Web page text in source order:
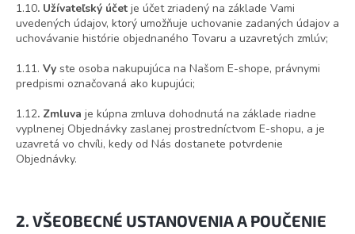
1.10. Užívateľský účet je účet zriadený na základe Vami
uvedených údajov, ktorý umožňuje uchovanie zadaných údajov a
uchovávanie histórie objednaného Tovaru a uzavretých zmlúv;
1.11. Vy ste osoba nakupujúca na Našom E-shope, právnymi
predpismi označovaná ako kupujúci;
1.12. Zmluva je kúpna zmluva dohodnutá na základe riadne
vyplnenej Objednávky zaslanej prostredníctvom E-shopu, a je
uzavretá vo chvíli, kedy od Nás dostanete potvrdenie
Objednávky.
2. VŠEOBECNÉ USTANOVENIA A POUČENIE